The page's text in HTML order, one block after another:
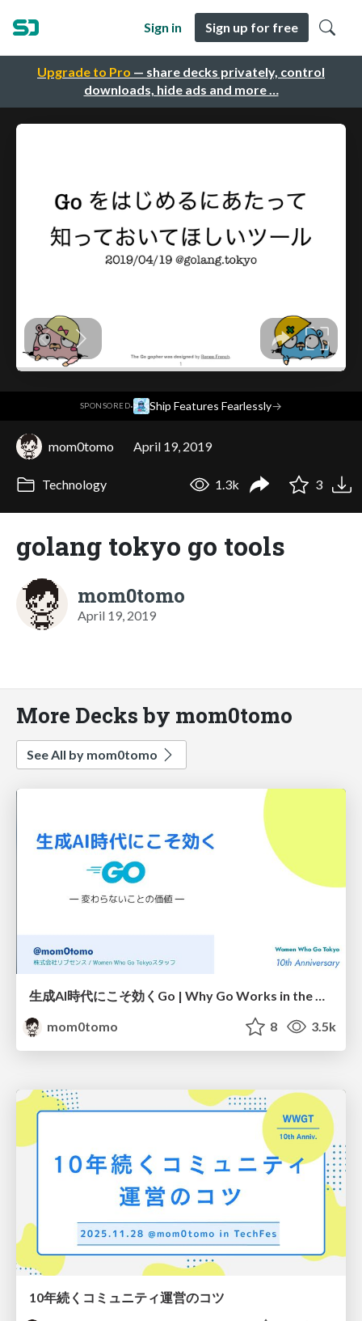
Upgrade to Pro — share decks privately, control
downloads, hide ads and more …
Sign in Sign up for free
SPONSORED· Ship Features Fearlessly→
mom0tomo April 19, 2019
Technology 1.3k 3
golang tokyo go tools
mom0tomo
April 19, 2019
More Decks by mom0tomo
See All by mom0tomo
生成AI時代にこそ効くGo | Why Go Works in the Age of Generative AI
mom0tomo
8 3.5k
10年続くコミュニティ運営のコツ